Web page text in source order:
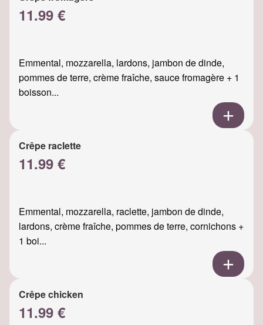
11.99 €
Emmental, mozzarella, lardons, jambon de dinde,
pommes de terre, crème fraîche, sauce fromagère + 1
boisson...
Crêpe raclette
11.99 €
Emmental, mozzarella, raclette, jambon de dinde,
lardons, crème fraîche, pommes de terre, cornichons +
1 boi...
Crêpe chicken
11.99 €